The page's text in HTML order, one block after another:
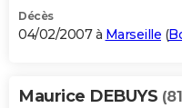
Décès
04/02/2007 à Marseille (
Maurice DEBUYS